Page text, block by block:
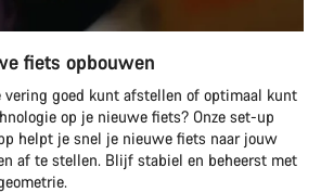
fiets opbouwen
vering goed kunt afstellen of optimaal kunt
op je nieuwe fiets? Onze set-up
helpt je snel je nieuwe fiets naar jouw
af te stellen. Blijf stabiel en beheerst met